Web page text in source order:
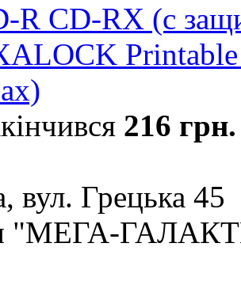
R CD-RX (с
Printable
216 грн.
вул. Грецька 45
"МЕГА-